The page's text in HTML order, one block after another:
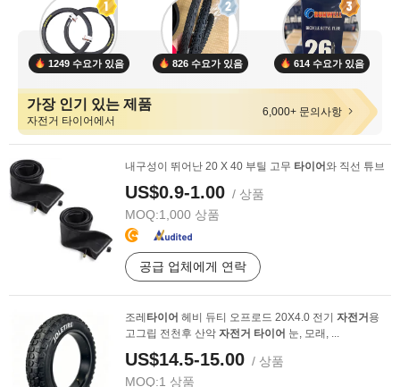
1249 수요가 있음 826 수요가 있음 614 수요가 있음
가장 인기 있는 제품
자전거 타이어에서
6,000+ 문의사항
내구성이 뛰어난 20 X 40 부틸 고무 타이어와 직선 튜브
US$0.9-1.00 / 상품
MOQ:1,000 상품
공급 업체에게 연락
조레 타이어 헤비 듀티 오프로드 20X4.0 전기 자전거 용
고그립 전천후 산악 자전거 타이어 눈, 모래, ...
US$14.5-15.00 / 상품
MOQ:1 상품